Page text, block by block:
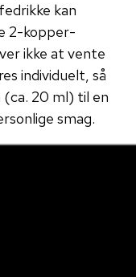
kan
2-kopper-
ikke at vente
individuelt, så
20 ml) til en
smag.